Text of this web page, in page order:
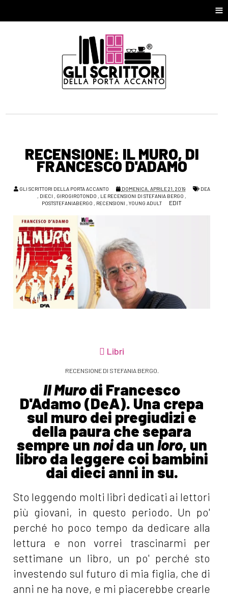
≡
RECENSIONE: IL MURO, DI
FRANCESCO D'ADAMO
GLI SCRITTORI DELLA PORTA ACCANTO DOMENICA, APRILE 21, 2019
DEA
, DIECI , GIROGIROTONDO , LE RECENSIONI DI STEFANIA BERGO ,
POSTSTEFANIABERGO , RECENSIONI ,YOUNG ADULT EDIT
Libri
RECENSIONE DI STEFANIA BERGO.
Il Murodi Francesco
D'Adamo (DeA). Una crepa
sul muro dei pregiudizi e
della paura che separa
sempre unnoida unloro, un
libro da leggere coi bambini
dai dieci anni in su.
Sto leggendo molti libri dedicati ai lettori
più giovani, in questo periodo. Un po'
perché ho poco tempo da dedicare alla
lettura e non vorrei trascinarmi per
settimane un libro, un po' perché sto
investendo sul futuro di mia figlia, che di
anni ne ha nove, e mi piacerebbe crearle